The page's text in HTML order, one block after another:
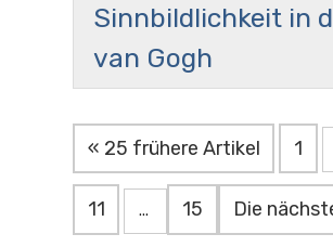
Sinnbildlichkeit in
van Gogh
« 25 frühere Artikel 1
11 ... 15 Die